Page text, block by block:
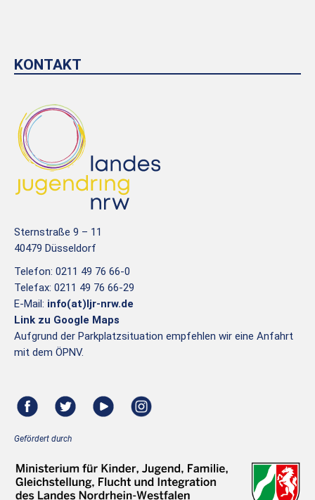
KONTAKT
Sternstraße 9 – 11
40479 Düsseldorf
Telefon: 0211 49 76 66-0
Telefax: 0211 49 76 66-29
E-Mail: info(at)ljr-nrw.de
Link zu Google Maps
Aufgrund der Parkplatzsituation empfehlen wir eine Anfahrt
mit dem ÖPNV.
Gefördert durch